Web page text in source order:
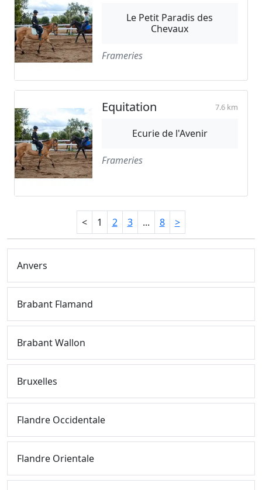
Le Petit Paradis des
Chevaux
Frameries
Equitation 7.6 km
Ecurie de l'Avenir
Frameries
< 1 2 3 ... 8 >
Anvers
Brabant Flamand
Brabant Wallon
Bruxelles
Flandre Occidentale
Flandre Orientale